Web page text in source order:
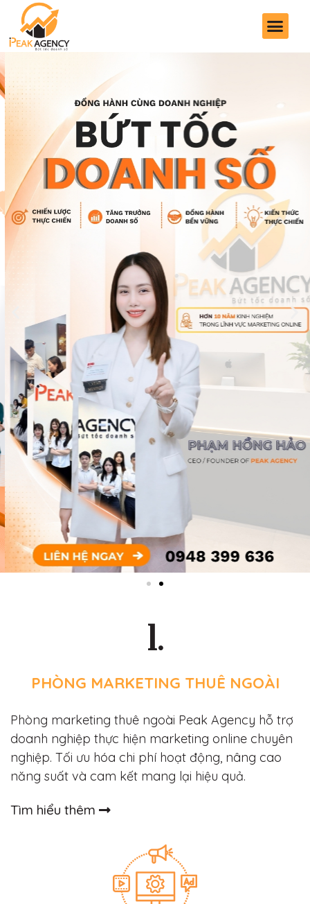
1.
PHÒNG MARKETING THUÊ NGOÀI
Phòng marketing thuê ngoài Peak Agency hỗ trợ
doanh nghiệp thực hiện marketing online chuyên
nghiệp. Tối ưu hóa chi phí hoạt động, nâng cao
năng suất và cam kết mang lại hiệu quả.
Tìm hiểu thêm